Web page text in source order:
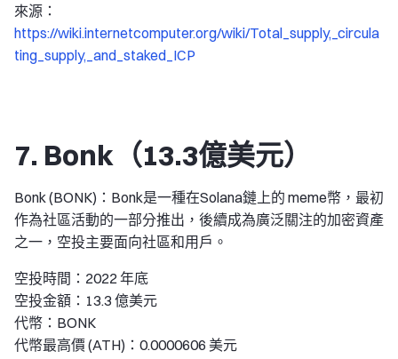
來源：
https://wiki.internetcomputer.org/wiki/Total_supply,_circula
ting_supply,_and_staked_ICP
7. Bonk（13.3億美元）
Bonk (BONK)：Bonk是一種在Solana鏈上的 meme幣，最初
作為社區活動的一部分推出，後續成為廣泛關注的加密資產
之一，空投主要面向社區和用戶。
空投時間：2022 年底
空投金額：13.3 億美元
代幣：BONK
代幣最高價 (ATH)：0.0000606 美元